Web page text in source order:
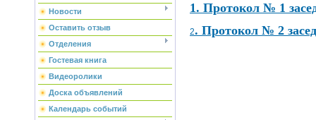
Новости
Оставить отзыв
Отделения
Гостевая книга
Видеоролики
Доска объявлений
Календарь событий
1. Протокол № 1
2. Протокол № 2